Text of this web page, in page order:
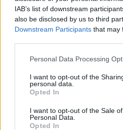
IAB’s list of downstream
also be disclosed by us to third
Downstream Participants that may
Please note that this website/app
not limited to your visit or usage
grant or deny consent to Google
use your data for below specified
consent section.
Personal Data Processing
I want to opt-out of the
personal data.
Opted In
I want to opt-out of the Sale
Personal Data.
Opted In
οι
Α.Ο.